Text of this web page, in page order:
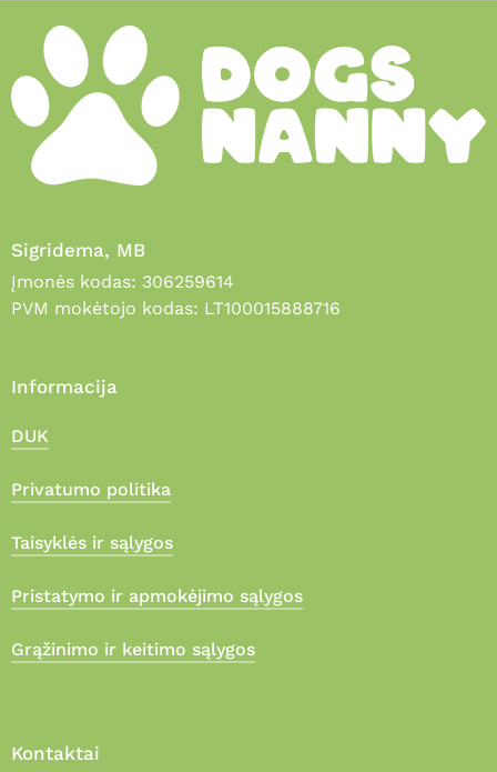
Sigridema, MB
Įmonės kodas: 306259614
PVM mokėtojo kodas: LT100015888716
Informacija
DUK
Privatumo politika
Taisyklės ir sąlygos
Pristatymo ir apmokėjimo sąlygos
Grąžinimo ir keitimo sąlygos
Kontaktai